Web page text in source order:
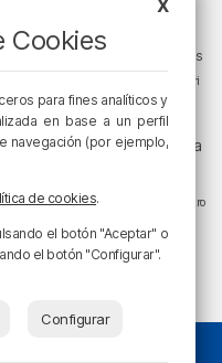
Bizkaia
del Rey cultura
Cáritas
el tiempo Enkarterri
(País Vasco)
juanma jubera LaLiga LaLiga
sucesos Teatro
tráfico
X
Cookies
para fines analíticos y
en base a un perfil
navegación (por ejemplo,
de cookies.
el botón "Aceptar" o
el botón "Configurar".
Configurar